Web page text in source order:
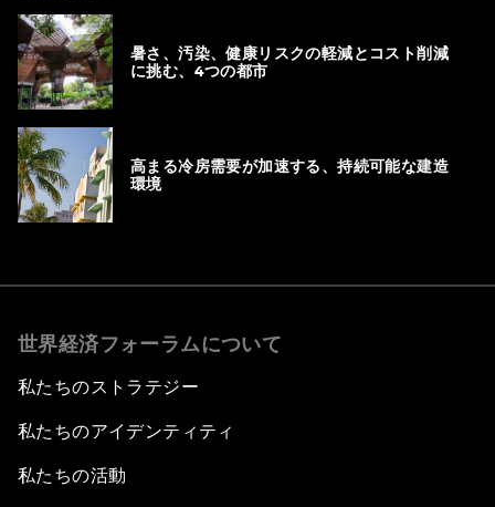
暑さ、汚染、健康リスクの軽減とコスト削減
に挑む、4つの都市
高まる冷房需要が加速する、持続可能な建造
環境
世界経済フォーラムについて
私たちのストラテジー
私たちのアイデンティティ
私たちの活動